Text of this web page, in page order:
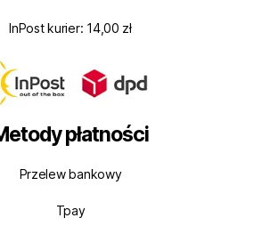
InPost kurier: 14,00 zł
płatności
Przelew bankowy
Tpay